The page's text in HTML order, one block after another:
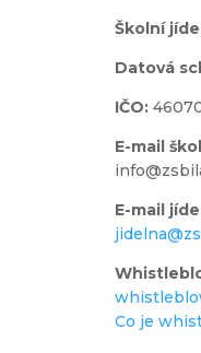
Školní
Datová
IČO:
E-mail
E-mail
Co je